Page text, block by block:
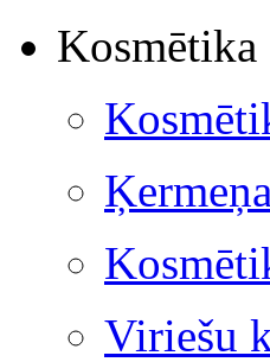
Kosmētika
Viriešu